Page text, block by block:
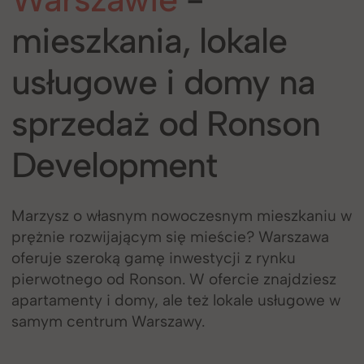
mieszkania, lokale
usługowe i domy na
sprzedaż od Ronson
Development
Marzysz o własnym nowoczesnym mieszkaniu w
prężnie rozwijającym się mieście? Warszawa
oferuje szeroką gamę inwestycji z rynku
pierwotnego od Ronson. W ofercie znajdziesz
apartamenty i domy, ale też lokale usługowe w
samym centrum Warszawy.